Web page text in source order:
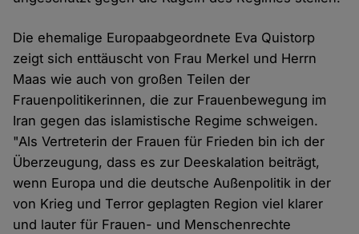
Die ehemalige Europaabgeordnete Eva Quistorp
zeigt sich enttäuscht von Frau Merkel und Herrn
Maas wie auch von großen Teilen der
Frauenpolitikerinnen, die zur Frauenbewegung im
Iran gegen das islamistische Regime schweigen.
"Als Vertreterin der Frauen für Frieden bin ich der
Überzeugung, dass es zur Deeskalation beiträgt,
wenn Europa und die deutsche Außenpolitik in der
von Krieg und Terror geplagten Region viel klarer
und lauter für Frauen- und Menschenrechte